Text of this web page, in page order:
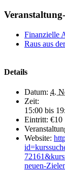
Finanzielle
Raus aus
Details
Datum: 4.
Zeit:
15:00 bis
Eintritt: €10
Website:
neuen-